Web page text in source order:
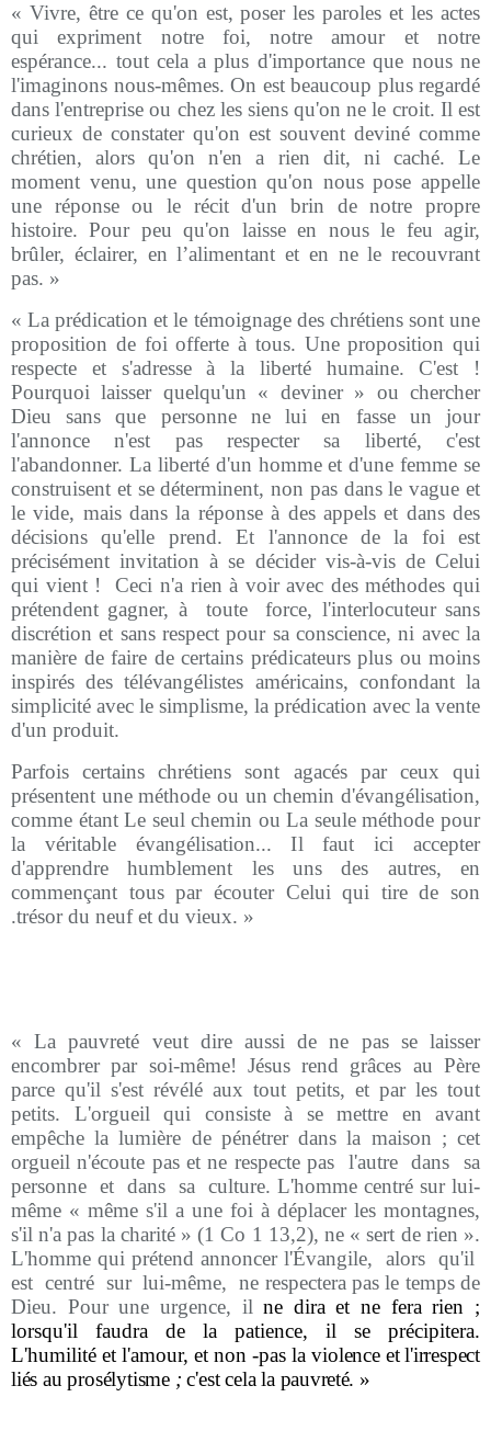
« Vivre, être ce qu'on est, poser les paroles et les actes
qui expriment notre foi, notre amour et notre
espérance... tout cela a plus d'importance que nous ne
l'imaginons nous-mêmes. On est beaucoup plus regardé
dans l'entreprise ou chez les siens qu'on ne le croit. Il est
curieux de constater qu'on est souvent deviné comme
chrétien, alors qu'on n'en a rien dit, ni caché. Le
moment venu, une question qu'on nous pose appelle
une réponse ou le récit d'un brin de notre propre
histoire. Pour peu qu'on laisse en nous le feu agir,
brûler, éclairer, en l’alimentant et en ne le recouvrant
pas. »
« La prédication et le témoignage des chrétiens sont une
proposition de foi offerte à tous. Une proposition qui
respecte et s'adresse à la liberté humaine. C'est !
Pourquoi laisser quelqu'un « deviner » ou chercher
Dieu sans que personne ne lui en fasse un jour
l'annonce n'est pas respecter sa liberté, c'est
l'abandonner. La liberté d'un homme et d'une femme se
construisent et se déterminent, non pas dans le vague et
le vide, mais dans la réponse à des appels et dans des
décisions qu'elle prend. Et l'annonce de la foi est
précisément invitation à se décider vis-à-vis de Celui
qui vient !
Ceci n'a rien à voir avec des méthodes qui
prétendent gagner, à
toute
force, l'interlocuteur sans
discrétion et sans respect pour sa conscience, ni avec la
manière de faire de certains prédicateurs plus ou moins
inspirés des télévangélistes américains, confondant la
simplicité avec le simplisme, la prédication avec la vente
d'un produit.
Parfois certains chrétiens sont agacés par ceux qui
présentent une méthode ou un chemin d'évangélisation,
comme étant Le seul chemin ou La seule méthode pour
la véritable évangélisation... Il faut ici accepter
d'apprendre humblement les uns des autres, en
commençant tous par écouter Celui qui tire de son
.trésor du neuf et du vieux. »
« La pauvreté veut dire aussi de ne pas se laisser
encombrer par soi-même! Jésus rend grâces au Père
parce qu'il s'est révélé aux tout petits, et par les tout
petits. L'orgueil qui consiste à se mettre en avant
empêche la lumière de pénétrer dans la maison ; cet
orgueil n'écoute pas et ne respecte pas
l'autre dans
sa
personne et dans sa
culture. L'homme centré sur lui-
même « même s'il a une foi à déplacer les montagnes,
s'il n'a pas la charité » (1 Co 1 13,2), ne « sert de rien ».
L'homme qui prétend annoncer l'Évangile,
alors qu'il
est centré sur lui-même, ne respectera pas le temps de
Dieu. Pour une urgence, ilne dira et ne fera rien ;
lorsqu'il faudra de la patience, il se précipitera.
L'humilité et l'amour, et non -pas laviolence et l'irrespect
liés au prosélytisme ;c'est cela la pauvreté. »